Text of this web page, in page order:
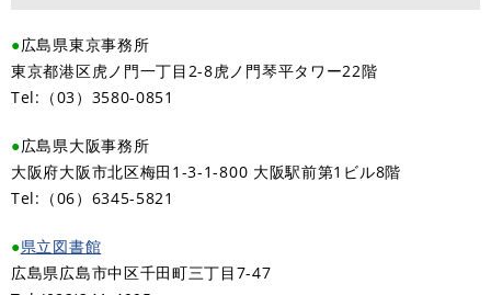
●広島県東京事務所
東京都港区虎ノ門一丁目2-8虎ノ門琴平タワー22階
Tel:（03）3580-0851
●広島県大阪事務所
大阪府大阪市北区梅田1-3-1-800 大阪駅前第1ビル8階
Tel:（06）6345-5821
●県立図書館
広島県広島市中区千田町三丁目7-47